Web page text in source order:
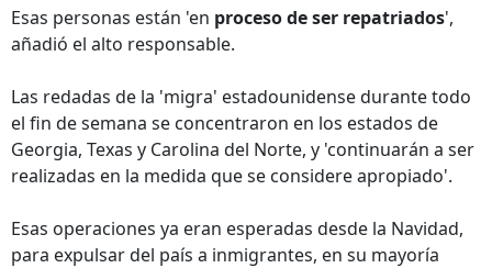
Esas personas están 'en proceso de ser repatriados',
añadió el alto responsable.
Las redadas de la 'migra' estadounidense durante todo
el fin de semana se concentraron en los estados de
Georgia, Texas y Carolina del Norte, y 'continuarán a ser
realizadas en la medida que se considere apropiado'.
Esas operaciones ya eran esperadas desde la Navidad,
para expulsar del país a inmigrantes, en su mayoría